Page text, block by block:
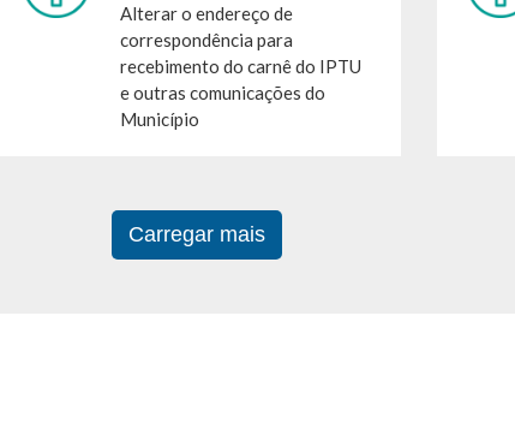
Alterar o endereço de
correspondência para
recebimento do carnê do IPTU
e outras comunicações do
Município
Carregar mais